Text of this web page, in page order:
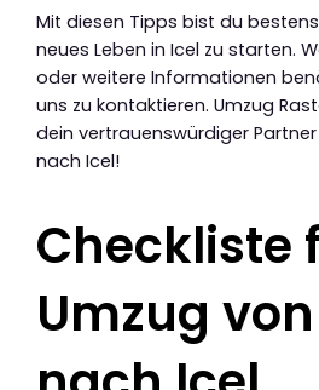
Mit diesen Tipps bist du
neues Leben in Icel zu starten.
oder weitere Informationen
uns zu kontaktieren. Umzug
dein vertrauenswürdiger
nach Icel!
Checkliste
Umzug